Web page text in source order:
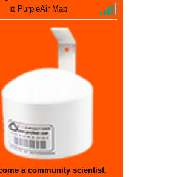
⧉ PurpleAir Map
a community scientist.